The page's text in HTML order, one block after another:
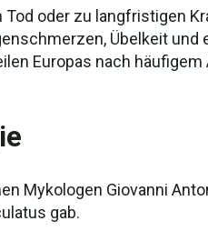
oder zu langfristigen
Übelkeit
Europas nach
Mykologen Giovanni
gab.